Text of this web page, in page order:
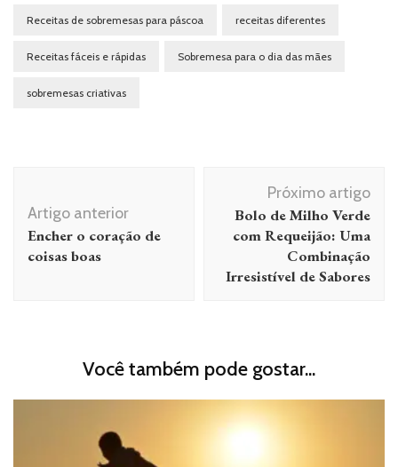
Receitas de sobremesas para páscoa receitas diferentes
Receitas fáceis e rápidas Sobremesa para o dia das mães
sobremesas criativas
de
post
Artigo anterior
Encher o coração de
coisas boas
Próximo artigo
Bolo de Milho Verde
com Requeijão: Uma
Combinação
Irresistível de Sabores
Você também pode gostar...